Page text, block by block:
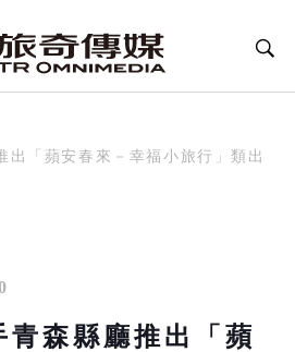
出「蘋安春來－幸福小旅行」類出
青森縣廳推出「蘋